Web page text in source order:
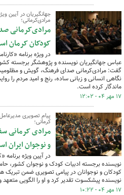
جهانگیریان در آیین
مرادی‌کرمانی؛
مرادی‌کرمانی
کودکان کرمان
در ویژه برنامه
عباس جهانگیریان نویسنده و پژوهشگر برجسته
گفت: مرادی‌کرمانی صدای فرهنگ، گویش و
نگاهی انسانی و زبانی ساده، رنج و امید مردم را
ماندگار کرده است.
۱۷ مهر ۰۴ - ۱۲:۰۲
پیام تصویری
کرمانی؛
مرادی کرمانی
و نوجوان ایران
در آیین ویژه
نویسنده برجسته ادبیات کودک و نوجوان کشور،
کودکان و نوجوانان در پیامی تصویری ضمن تبریک
نویسنده پیشکسوت تقدیر کرد و او را الگویی
۱۷ مهر ۰۴ - ۱۰:۲۲